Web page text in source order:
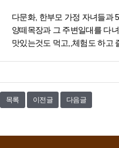
다문화, 한부모 가정 자녀들과
양떼목장과 그 주변일대를 다
맛있는것도 먹고,,체험도 하고
목록 이전글 다음글